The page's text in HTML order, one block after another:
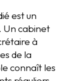
est un
Un cabinet
à
de la
connaît les